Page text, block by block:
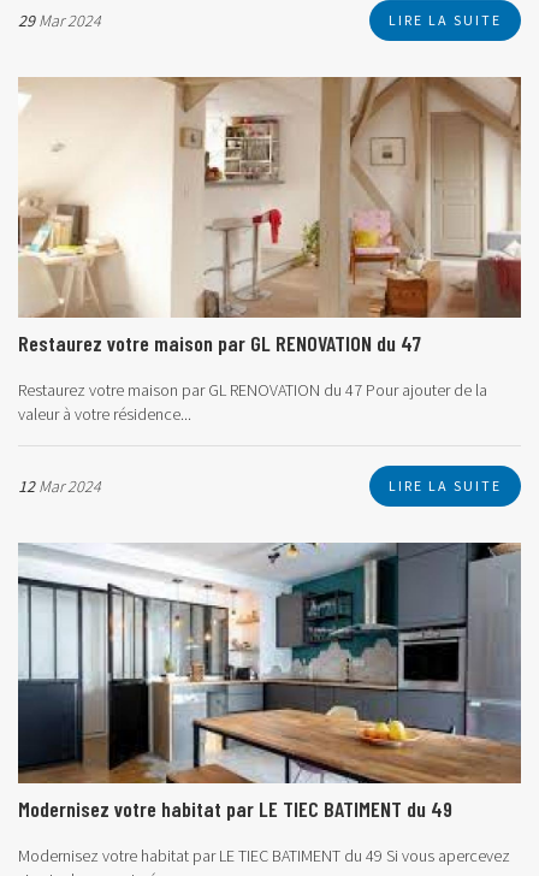
29Mar 2024 LIRE LA SUITE
Restaurez votre maison par GL RENOVATION du 47
Restaurez votre maison par GL RENOVATION du 47 Pour ajouter de la
valeur à votre résidence...
12Mar 2024 LIRE LA SUITE
Modernisez votre habitat par LE TIEC BATIMENT du 49
Modernisez votre habitat par LE TIEC BATIMENT du 49 Si vous apercevez